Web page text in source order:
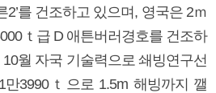
2’를 건조하고 있으며, 영국은 2ｍ
ｔ급 D 애튼버러경호를 건조하
월 자국 기술력으로 쇄빙연구선
만3990ｔ으로 1.5m 해빙까지 깰